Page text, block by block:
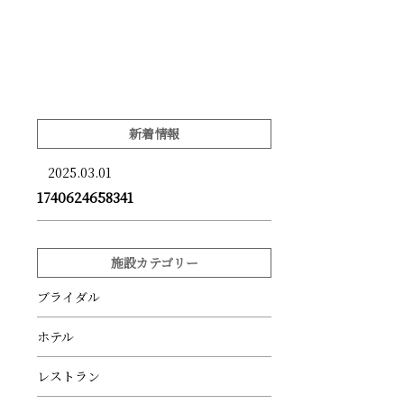
新着情報
2025.03.01
1740624658341
施設カテゴリー
ブライダル
ホテル
レストラン